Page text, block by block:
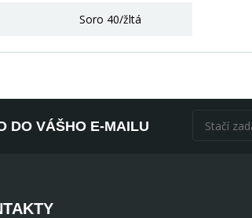
Soro 40/žltá
DO VÁŠHO E-MAILU